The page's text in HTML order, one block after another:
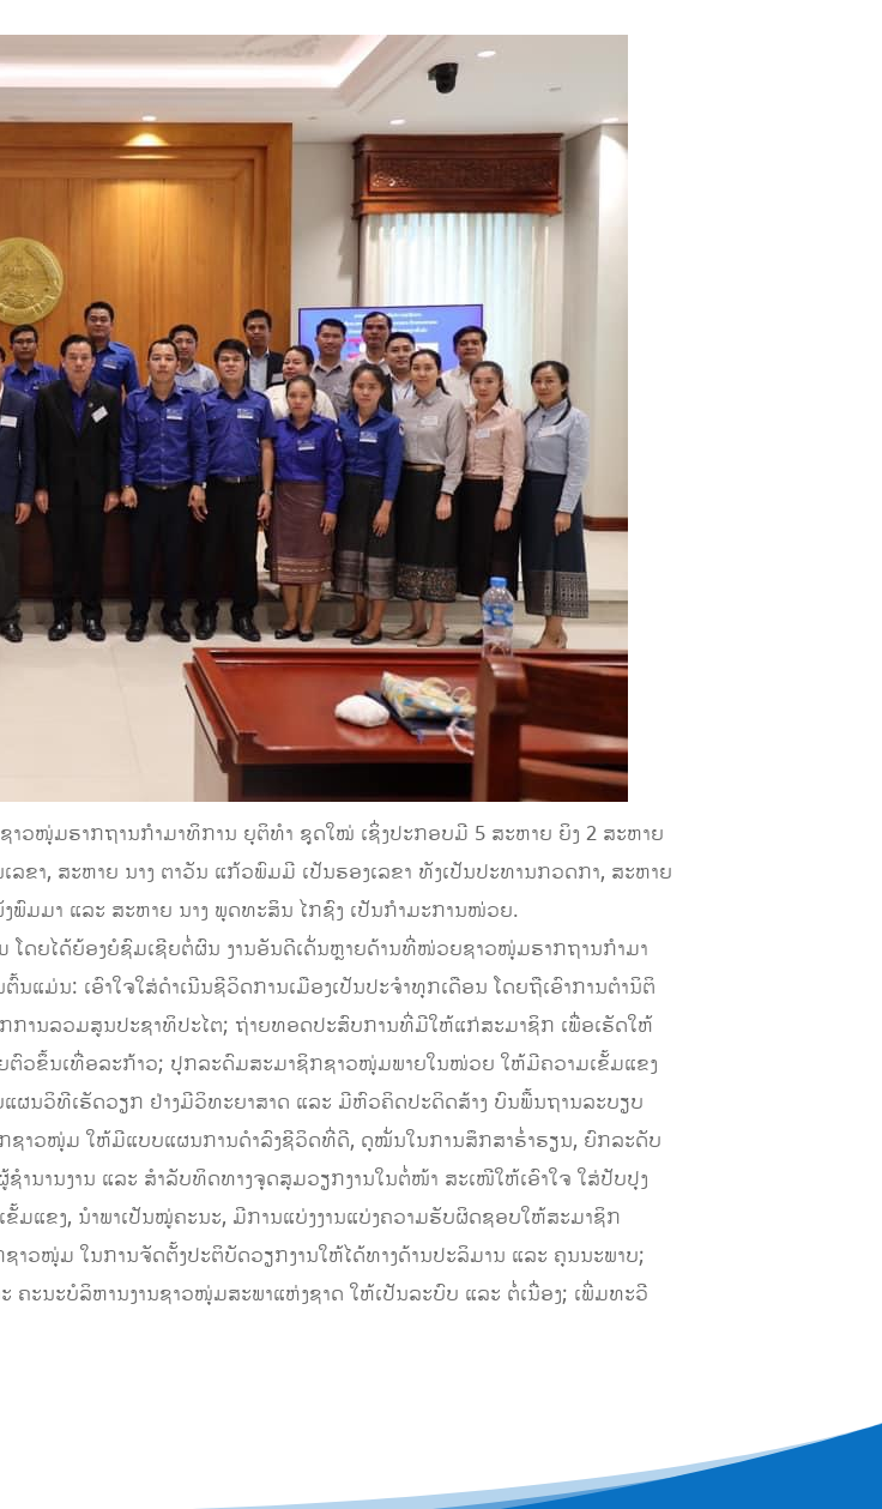
າວໜຸ່ມຮາກຖານກໍາມາທິການ ຍຸຕິທໍາ ຊຸດໃໝ່ ເຊິ່ງປະກອບມີ 5 ສະຫາຍ ຍິງ 2 ສະຫາຍ
ຂາ, ສະຫາຍ ນາງ ຕາວັນ ແກ້ວພົມມີ ເປັນຮອງເລຂາ ທັງເປັນປະທານກວດກາ, ສະຫາຍ
ພົມມາ ແລະ ສະຫາຍ ນາງ ພຸດທະສິນ ໄກຊົງ ເປັນກຳມະການໜ່ວຍ.
ໂດຍໄດ້ຍ້ອງຍໍຊົມເຊີຍຕໍ່ຜົນ ງານອັນດີເດັ່ນຫຼາຍດ້ານທີ່ໜ່ວຍຊາວໜຸ່ມຮາກຖານກໍາມາ
ແມ່ນ: ເອົາໃຈໃສ່ດຳເນີນຊີວິດການເມືອງເປັນປະຈໍາທຸກເດືອນ ໂດຍຖືເອົາການຕໍານິຕິ
ການລວມສູນປະຊາທິປະໄຕ; ຖ່າຍທອດປະສົບການທີ່ມີໃຫ້ແກ່ສະມາຊິກ ເພື່ອເຮັດໃຫ້
ຕົວຂຶ້ນເທື່ອລະກ້າວ; ປຸກລະດົມສະມາຊິກຊາວໜຸ່ມພາຍໃນໜ່ວຍ ໃຫ້ມີຄວາມເຂັ້ມແຂງ
ຜນວິທີເຮັດວຽກ ຢ່າງມີວິທະຍາສາດ ແລະ ມີຫົວຄິດປະດິດສ້າງ ບົນພື້ນຖານລະບຽບ
ຊາວໜຸ່ມ ໃຫ້ມີແບບແຜນການດຳລົງຊີວິດທີ່ດີ, ດຸໝັ່ນໃນການສຶກສາຮໍ່າຮຽນ, ຍົກລະດັບ
ຳນານງານ ແລະ ສຳລັບທິດທາງຈຸດສຸມວຽກງານໃນຕໍ່ໜ້າ ສະເໜີໃຫ້ເອົາໃຈ ໃສ່ປັບປຸງ
ແຂງ, ນຳພາເປັນໝູ່ຄະນະ, ມີການແບ່ງງານແບ່ງຄວາມຮັບຜິດຊອບໃຫ້ສະມາຊິກ
າວໜຸ່ມ ໃນການຈັດຕັ້ງປະຕິບັດວຽກງານໃຫ້ໄດ້ທາງດ້ານປະລິມານ ແລະ ຄຸນນະພາບ;
ະນະບໍລິຫານງານຊາວໜຸ່ມສະພາແຫ່ງຊາດ ໃຫ້ເປັນລະບົບ ແລະ ຕໍ່ເນື່ອງ; ເພີ່ມທະວີ